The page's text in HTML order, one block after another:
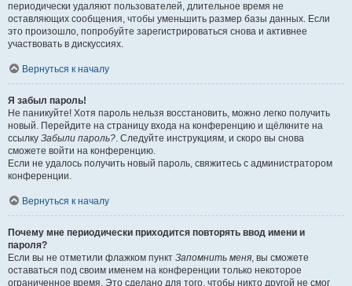
периодически удаляют пользователей, длительное время не
оставляющих сообщения, чтобы уменьшить размер базы данных. Если
это произошло, попробуйте зарегистрироваться снова и активнее
участвовать в дискуссиях.
Вернуться к началу
Я забыл пароль!
Не паникуйте! Хотя пароль нельзя восстановить, можно легко получить
новый. Перейдите на страницу входа на конференцию и щёлкните на
ссылку Забыли пароль?. Следуйте инструкциям, и скоро вы снова
сможете войти на конференцию.
Если не удалось получить новый пароль, свяжитесь с администратором
конференции.
Вернуться к началу
Почему мне периодически приходится повторять ввод имени и
пароля?
Если вы не отметили флажком пункт Запомнить меня, вы сможете
оставаться под своим именем на конференции только некоторое
ограниченное время. Это сделано для того, чтобы никто другой не смог